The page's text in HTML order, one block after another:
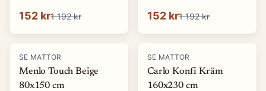
152 kr1 192 kr 152 kr1 192 kr
-65%
SE MATTOR
Menlo Touch Beige
80x150 cm
-90%
SE MATTOR
Carlo Konfi Kräm
160x230 cm